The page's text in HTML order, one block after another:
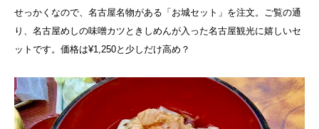
せっかくなので、名古屋名物がある「お城セット」を注文。ご覧の通
り、名古屋めしの味噌カツときしめんが入った名古屋観光に嬉しいセ
ットです。価格は¥1,250と少しだけ高め？